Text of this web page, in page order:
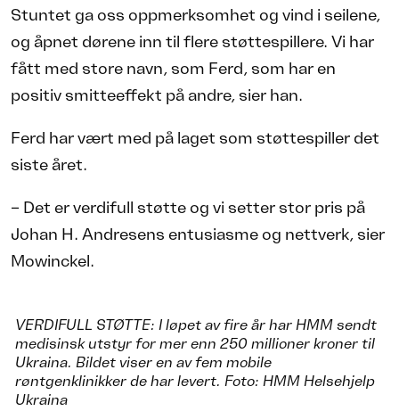
Stuntet ga oss oppmerksomhet og vind i seilene,
og åpnet dørene inn til flere støttespillere. Vi har
fått med store navn, som Ferd, som har en
positiv smitteeffekt på andre, sier han.
Ferd har vært med på laget som støttespiller det
siste året.
– Det er verdifull støtte og vi setter stor pris på
Johan H. Andresens entusiasme og nettverk, sier
Mowinckel.
VERDIFULL STØTTE: I løpet av fire år har HMM sendt
medisinsk utstyr for mer enn 250 millioner kroner til
Ukraina. Bildet viser en av fem mobile
røntgenklinikker de har levert. Foto: HMM Helsehjelp
Ukraina